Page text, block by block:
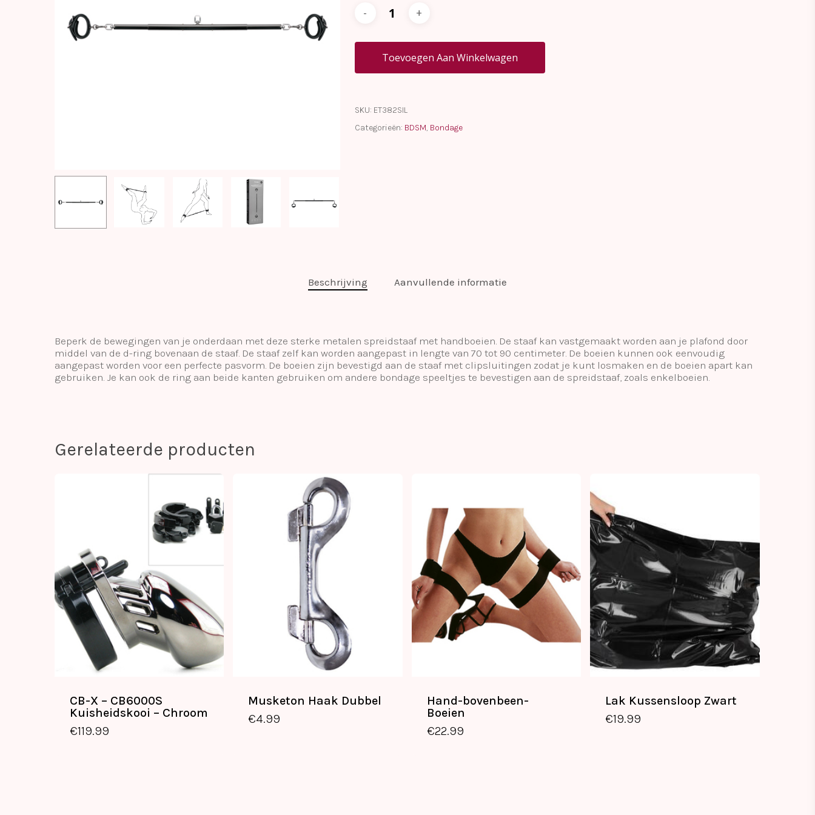
Hit enter to search or ESC to close
Toevoegen Aan Winkelwagen
SKU: ET382SIL
Categorieën: BDSM, Bondage
Beschrijving Aanvullende informatie
Beperk de bewegingen van je onderdaan met deze sterke metalen spreidstaaf met handboeien. De staaf kan vastgemaakt worden aan je plafond door
middel van de d-ring bovenaan de staaf. De staaf zelf kan worden aangepast in lengte van 70 tot 90 centimeter. De boeien kunnen ook eenvoudig
aangepast worden voor een perfecte pasvorm. De boeien zijn bevestigd aan de staaf met clipsluitingen zodat je kunt losmaken en de boeien apart kan
gebruiken. Je kan ook de ring aan beide kanten gebruiken om andere bondage speeltjes te bevestigen aan de spreidstaaf, zoals enkelboeien.
Gerelateerde producten
CB-X – CB6000S
Kuisheidskooi – Chroom
€119.99
€119.99
Musketon Haak Dubbel
€4.99
€4.99
Hand-bovenbeen-
Boeien
€22.99
€22.99
Lak Kussensloop Zwart
€19.99
€19.99